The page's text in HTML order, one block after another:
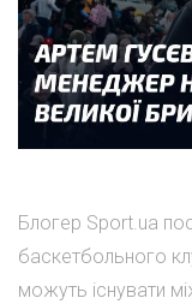
Блогер Sport.ua
баскетбольного
можуть існувати